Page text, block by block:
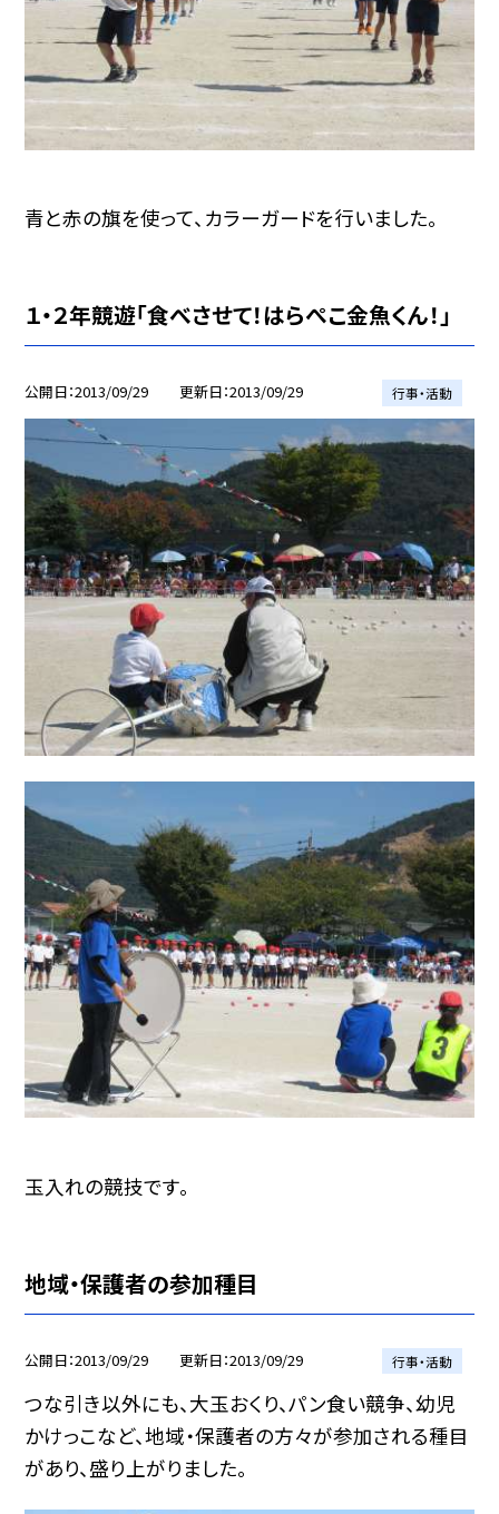
青と赤の旗を使って、カラーガードを行いました。
１・２年競遊「食べさせて！はらぺこ金魚くん！」
公開日 2013/09/29 更新日 2013/09/29 行事・活動
玉入れの競技です。
地域・保護者の参加種目
公開日 2013/09/29 更新日 2013/09/29 行事・活動
つな引き以外にも、大玉おくり、パン食い競争、幼児
かけっこなど、地域・保護者の方々が参加される種目
があり、盛り上がりました。